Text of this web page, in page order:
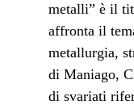
metalli” è il
affronta il
metallurgia,
di Maniago,
di svariati